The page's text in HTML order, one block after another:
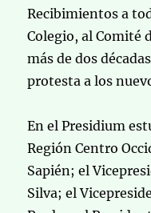
Recibimientos a
Colegio, al Comité
más de dos
protesta a los
En el Presidium
Región Centro
Sapién; el
Silva; el